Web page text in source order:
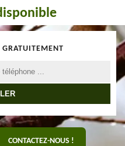
GRATUITEMENT
CONTACTEZ-NOUS !